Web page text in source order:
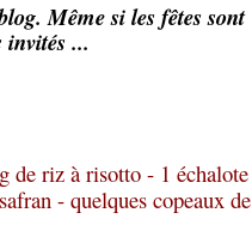
Même si les fêtes sont
invités ...
de riz à risotto - 1 échalote
- quelques copeaux de